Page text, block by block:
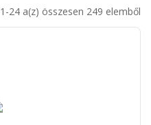
1-24 a(z) összesen 249 elemből